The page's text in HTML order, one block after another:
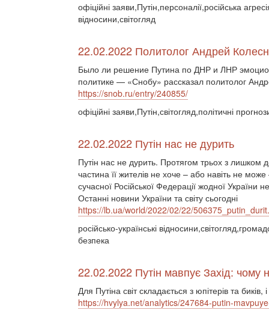
офіційні заяви,Путін,персоналії,російська
відносини,світогляд
22.02.2022 Политолог Андрей
Было ли решение Путина по ДНР и ЛНР
политике — «Снобу» рассказал политолог
https://snob.ru/entry/240855/
офіційні заяви,Путін,світогляд,політичні
22.02.2022 Путін нас не дурить
Путін нас не дурить. Протягом трьох з лишком
частина її жителів не хоче – або навіть не
сучасної Російської Федерації жодної України
Останні новини України та світу сьогодні
https://lb.ua/world/2022/02/22/
російсько-українські
безпека
22.02.2022 Путін мавпує Захід: чому
Для Путіна світ складається з юпітерів та
https://hvylya.net/analytics/247684-putin-